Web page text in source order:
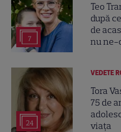
7
Teo
după
de
nu ne-
24
VEDETE
Tora
75 de
viața